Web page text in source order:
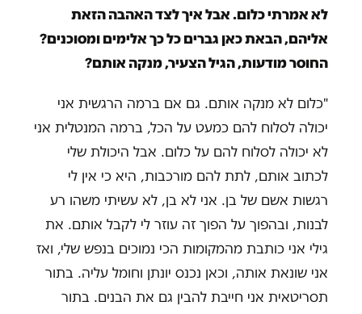
לא אמרתי כלום. אבל איך לצד האהבה הזאת
אליהם, הבאת כאן גברים כל כך אלימים ומסוכנים?
החוסר מודעות, הגיל הצעיר, מנקה אותם?
"כלום לא מנקה אותם. גם אם ברמה הרגשית אני
יכולה לסלוח להם כמעט על הכל, ברמה המנטלית אני
לא יכולה לסלוח להם על כלום. אבל היכולת שלי
לכתוב אותם, לתת להם מורכבות, היא כי אין לי
רגשות אשם של בן. אני לא בן, לא עשיתי משהו רע
לבנות, ובהפוך על הפוך זה עוזר לי לקבל אותם. את
גילי אני כותבת מהמקומות הכי נמוכים בנפש שלי, ואז
אני שונאת אותה, וכאן נכנס יונתן וחומל עליה. בתור
תסריטאית אני חייבת להבין גם את הבנים. בתור